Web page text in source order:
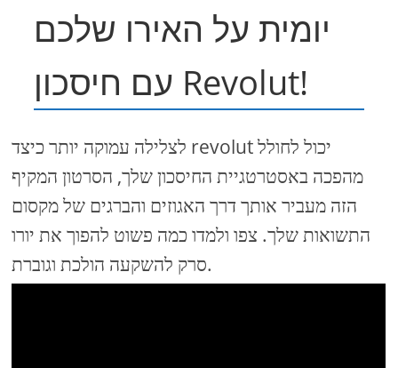
יומית על האירו שלכם
עם חיסכון Revolut!
לצלילה עמוקה יותר כיצד revolut יכול לחולל
מהפכה באסטרטגיית החיסכון שלך, הסרטון המקיף
הזה מעביר אותך דרך האגוזים והברגים של מקסום
התשואות שלך. צפו ולמדו כמה פשוט להפוך את יורו
סרק להשקעה הולכת וגוברת.